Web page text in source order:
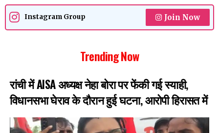
Instagram Group Join Now
Trending Now
रांची में AISA अध्यक्ष नेहा बोरा पर फेंकी गई स्याही,
विधानसभा घेराव के दौरान हुई घटना, आरोपी हिरासत में